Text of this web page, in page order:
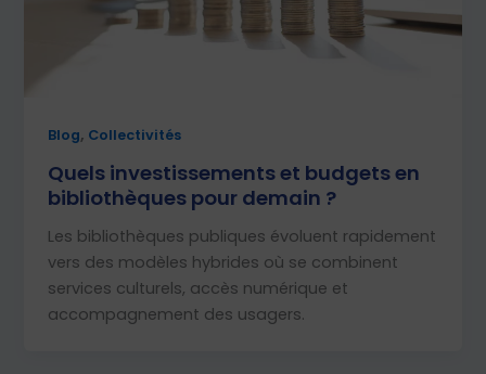
Blog, Collectivités
Quels investissements et budgets en
bibliothèques pour demain ?
Les bibliothèques publiques évoluent rapidement
vers des modèles hybrides où se combinent
services culturels, accès numérique et
accompagnement des usagers.